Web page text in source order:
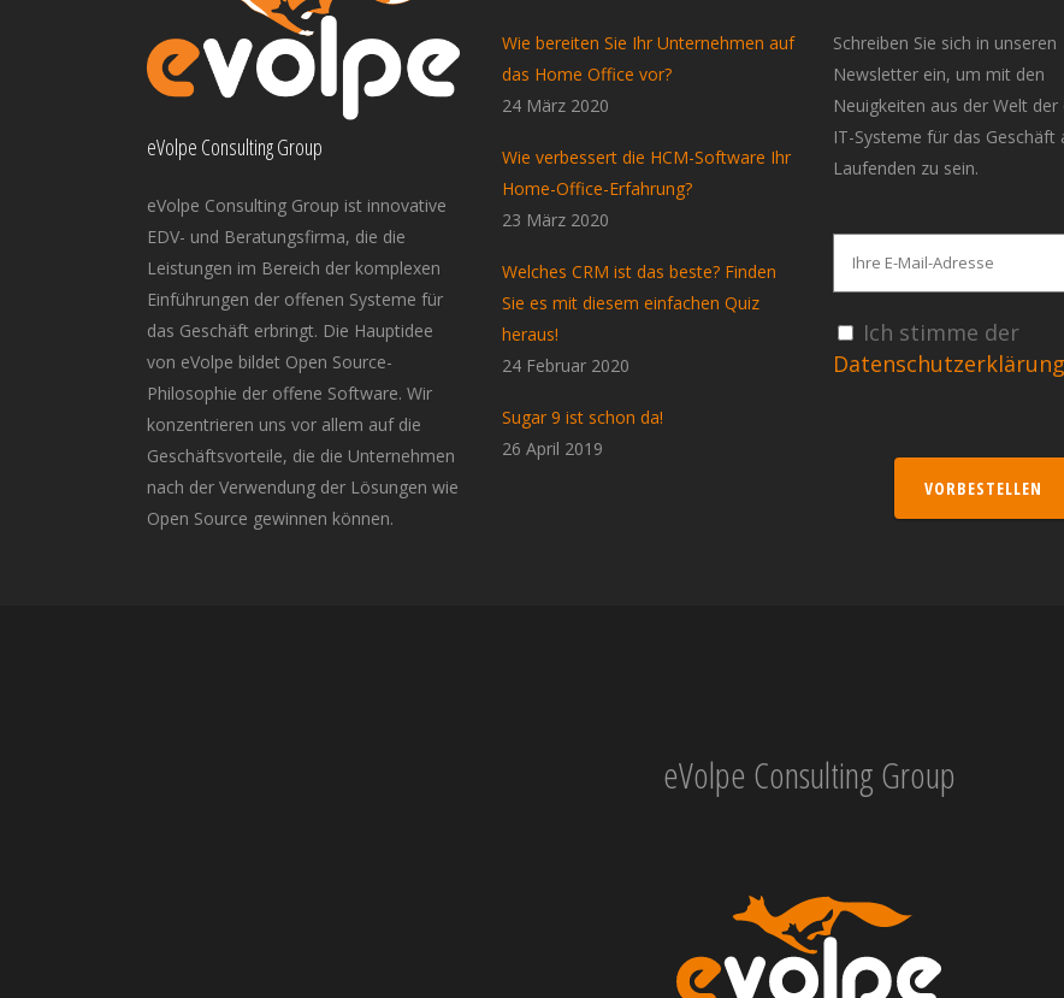
eVolpe Consulting Group
eVolpe Consulting Group ist innovative
EDV- und Beratungsfirma, die die
Leistungen im Bereich der komplexen
Einführungen der offenen Systeme für
das Geschäft erbringt. Die Hauptidee
von eVolpe bildet Open Source-
Philosophie der offene Software. Wir
konzentrieren uns vor allem auf die
Geschäftsvorteile, die die Unternehmen
nach der Verwendung der Lösungen wie
Open Source gewinnen können.
Wie bereiten Sie Ihr Unternehmen auf
das Home Office vor?
24 März 2020
Wie verbessert die HCM-Software Ihr
Home-Office-Erfahrung?
23 März 2020
Welches CRM ist das beste? Finden
Sie es mit diesem einfachen Quiz
heraus!
24 Februar 2020
Sugar 9 ist schon da!
26 April 2019
Schreiben Sie sich in unseren
Newsletter ein, um mit den
Neuigkeiten aus der Welt der
IT-Systeme für das Geschäft
Laufenden zu sein.
Ich stimme der
Datenschutzerklärung
VORBESTELLEN
eVolpe Consulting Group